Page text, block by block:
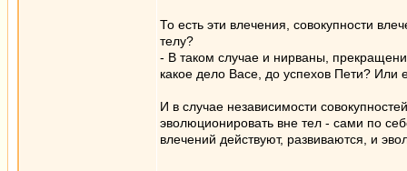
То есть эти влечения, совокупности
телу?
- В таком случае и нирваны,
какое дело Васе, до успехов Пети? Или
И в случае независимости
эволюционировать вне тел - сами по
влечений действуют, развиваются, и